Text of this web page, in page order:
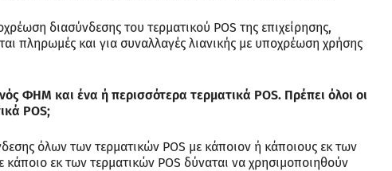
διασύνδεσης του τερματικού POS της επιχείρησης,
πληρωμές και για συναλλαγές λιανικής με υποχρέωση χρήσης
ΦΗΜ και ένα ή περισσότερα τερματικά POS. Πρέπει όλοι οι
POS;
όλων των τερματικών POS με κάποιον ή κάποιους εκ των
εκ των τερματικών POS δύναται να χρησιμοποιηθούν